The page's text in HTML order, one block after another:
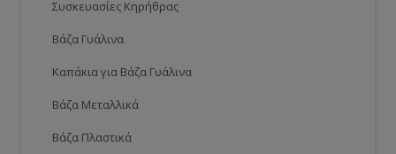
Συσκευασίες Κηρήθρας
Βάζα Γυάλινα
Καπάκια για Βάζα Γυάλινα
Βάζα Μεταλλικά
Βάζα Πλαστικά